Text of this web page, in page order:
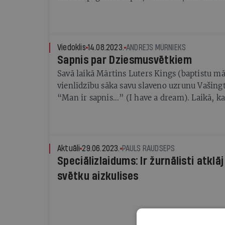
Viedoklis 14.08.2023. ANDREJS MŪRNIEKS
Sapnis par Dziesmusvētkiem
Savā laikā Mārtins Luters Kings (baptistu
vienlīdzību sāka savu slaveno uzrunu
“Man ir sapnis...” (I have a dream). Laikā,
notikt Dziesmusvētkiem, ņemot vērā savu
pieredzi, idejas un pamanītās nepilnības!
Aktuāli 29.06.2023. PAULS RAUDSEPS
Speciālizlaidums: Ir žurnālisti atklāj
svētku aizkulises